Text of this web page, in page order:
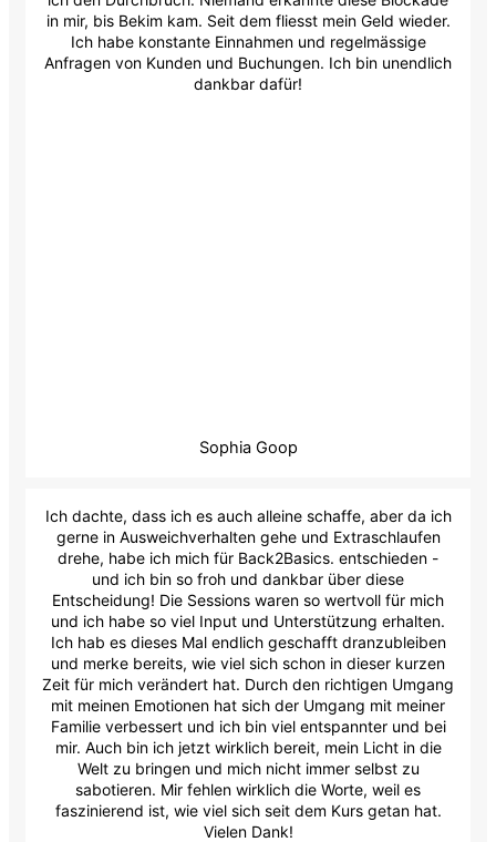
in mir, bis Bekim kam. Seit dem fliesst mein Geld wieder.
Ich habe konstante Einnahmen und regelmässige
Anfragen von Kunden und Buchungen. Ich bin unendlich
dankbar dafür!
Sophia Goop
Ich dachte, dass ich es auch alleine schaffe, aber da ich
gerne in Ausweichverhalten gehe und Extraschlaufen
drehe, habe ich mich für Back2Basics. entschieden -
und ich bin so froh und dankbar über diese
Entscheidung! Die Sessions waren so wertvoll für mich
und ich habe so viel Input und Unterstützung erhalten.
Ich hab es dieses Mal endlich geschafft dranzubleiben
und merke bereits, wie viel sich schon in dieser kurzen
Zeit für mich verändert hat. Durch den richtigen Umgang
mit meinen Emotionen hat sich der Umgang mit meiner
Familie verbessert und ich bin viel entspannter und bei
mir. Auch bin ich jetzt wirklich bereit, mein Licht in die
Welt zu bringen und mich nicht immer selbst zu
sabotieren. Mir fehlen wirklich die Worte, weil es
faszinierend ist, wie viel sich seit dem Kurs getan hat.
Vielen Dank!